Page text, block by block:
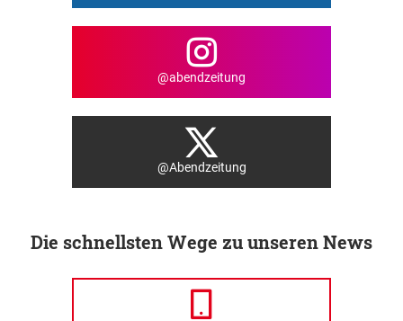
@abendzeitung
@Abendzeitung
Die schnellsten Wege zu unseren News